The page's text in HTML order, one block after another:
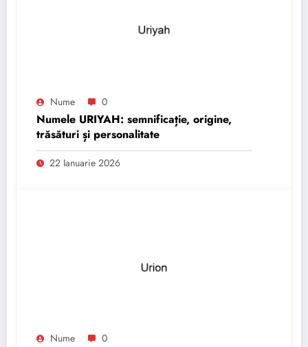
Nume 0
Numele URIYAH: semnificație, origine,
trăsături și personalitate
22 Ianuarie 2026
Nume 0